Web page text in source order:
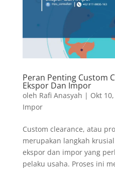
Peran Penting Custom
Ekspor Dan Impor
oleh Rafi Anasyah | Okt
Impor
Custom clearance, atau
merupakan langkah
ekspor dan impor yang
pelaku usaha. Proses ini